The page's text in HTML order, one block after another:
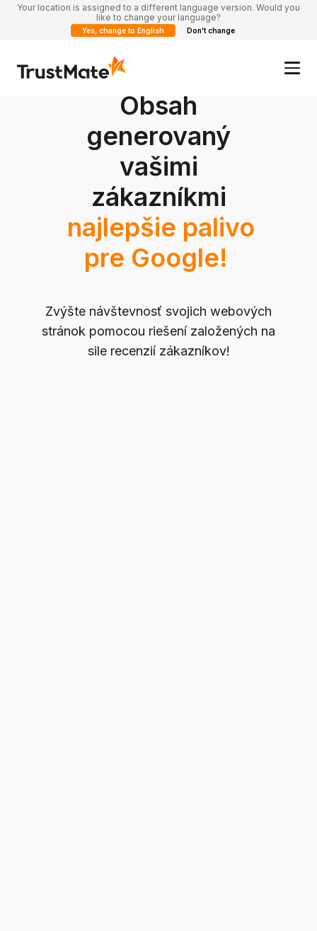
Your location is assigned to a different language version. Would you
like to change your language?
Yes, change to English Don't change
Obsah
generovaný
vašimi
zákazníkmi
najlepšie palivo
pre Google!
Zvýšte návštevnosť svojich webových
stránok pomocou riešení založených na
sile recenzií zákazníkov!